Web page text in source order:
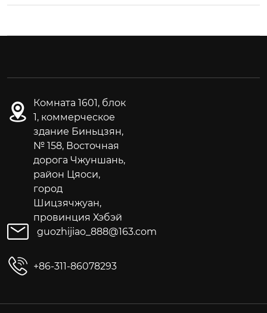
Комната 1601, блок
1, коммерческое
здание Биньцзян,
№ 158, Восточная
дорога Чжуншань,
район Цяоси,
город
Шицзячжуан,
провинция Хэбэй
guozhijiao_888@163.com
+86-311-86078293